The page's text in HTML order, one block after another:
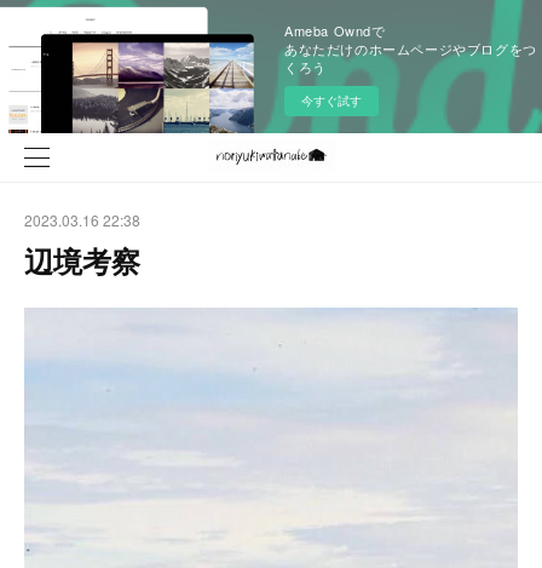
Ameba Owndで
あなただけのホームページやブログをつ
くろう
今すぐ試す
2023.03.16 22:38
辺境考察